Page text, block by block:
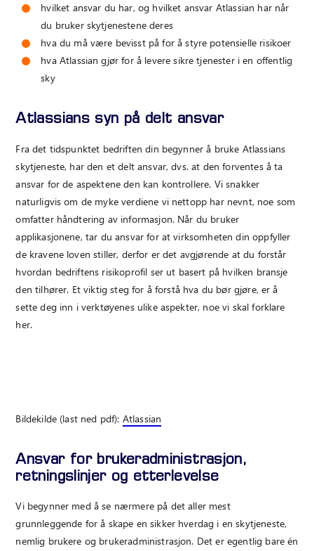
hvilket ansvar du har, og hvilket ansvar Atlassian har når
du bruker skytjenestene deres
hva du må være bevisst på for å styre potensielle risikoer
hva Atlassian gjør for å levere sikre tjenester i en offentlig
sky
Atlassians syn på delt ansvar
Fra det tidspunktet bedriften din begynner å bruke Atlassians
skytjeneste, har den et delt ansvar, dvs. at den forventes å ta
ansvar for de aspektene den kan kontrollere. Vi snakker
naturligvis om de myke verdiene vi nettopp har nevnt, noe som
omfatter håndtering av informasjon. Når du bruker
applikasjonene, tar du ansvar for at virksomheten din oppfyller
de kravene loven stiller, derfor er det avgjørende at du forstår
hvordan bedriftens risikoprofil ser ut basert på hvilken bransje
den tilhører. Et viktig steg for å forstå hva du bør gjøre, er å
sette deg inn i verktøyenes ulike aspekter, noe vi skal forklare
her.
Bildekilde (last ned pdf): Atlassian
Ansvar for brukeradministrasjon,
retningslinjer og etterlevelse
Vi begynner med å se nærmere på det aller mest
grunnleggende for å skape en sikker hverdag i en skytjeneste,
nemlig brukere og brukeradministrasjon. Det er egentlig bare én